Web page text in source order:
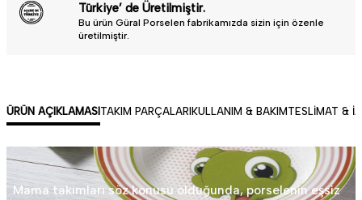
Türkiye’ de Üretilmiştir.
Bu ürün Güral Porselen fabrikamızda sizin için özenle
üretilmiştir.
ÜRÜN AÇIKLAMASI TAKIM PARÇALARI KULLANIM & BAKIM TESLIMAT &
Mama takımları söz konusu olduğunda, porselenin eşsiz